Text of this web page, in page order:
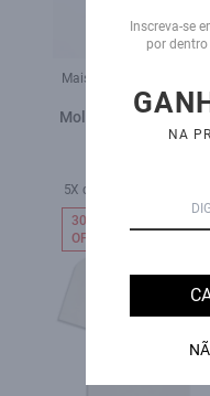
Mais cores:
Moletom Brushed
5X de R$ 105,80 sem juros
30%
OFF
Inscreva-se
por
NA